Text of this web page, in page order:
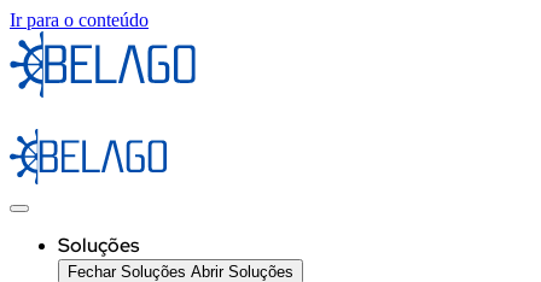
Ir para o conteúdo
Soluções
Fechar Soluções Abrir Soluções